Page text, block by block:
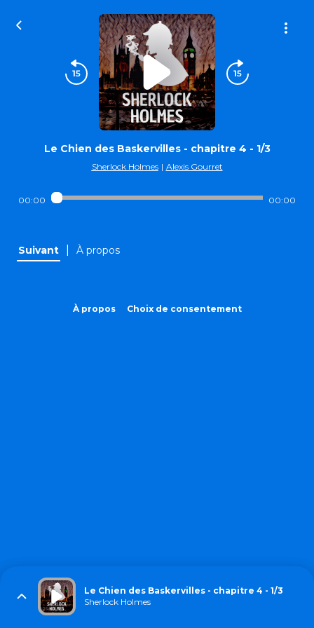
Le Chien des Baskervilles - chapitre 4 - 1/3
Sherlock Holmes | Alexis Gourret
00:00 00:00
Suivant À propos
À propos Choix de consentement
Le Chien des Baskervilles - chapitre 4 - 1/3
Sherlock Holmes